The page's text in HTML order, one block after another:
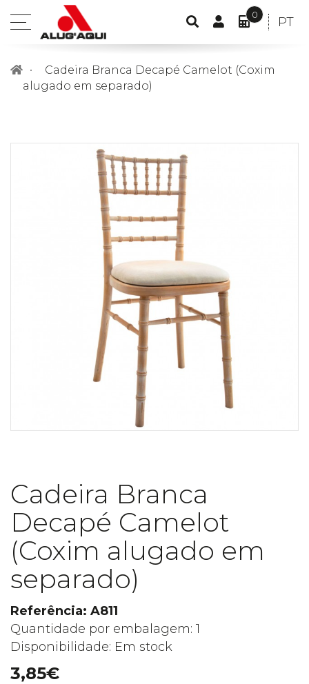
open
CONTA
0 PT
Cadeira Branca Decapé Camelot (Coxim
alugado em separado)
Cadeira Branca
Decapé Camelot
(Coxim alugado em
separado)
Referência: A811
Quantidade por embalagem: 1
Disponibilidade: Em stock
3,85€